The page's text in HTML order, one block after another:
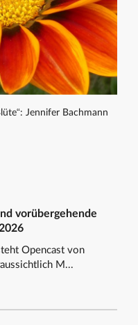
Jennifer Bachmann
vorübergehende
Opencast von
M...